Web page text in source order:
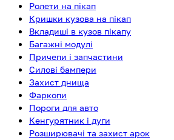
Ролети на пікап
Кришки кузова на пікап
Вкладиші в кузов пікапу
Багажні модулі
Причепи і запчастини
Силові бампери
Захист днища
Фаркопи
Пороги для авто
Кенгурятник і дуги
Розширювачі та захист арок